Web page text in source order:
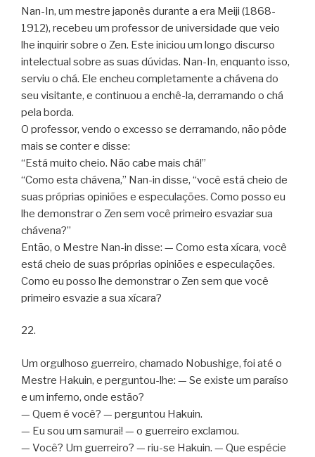
Nan-In, um mestre japonês durante a era Meiji (1868-
1912), recebeu um professor de universidade que veio
lhe inquirir sobre o Zen. Este iniciou um longo discurso
intelectual sobre as suas dúvidas. Nan-In, enquanto isso,
serviu o chá. Ele encheu completamente a chávena do
seu visitante, e continuou a enchê-la, derramando o chá
pela borda.
O professor, vendo o excesso se derramando, não pôde
mais se conter e disse:
“Está muito cheio. Não cabe mais chá!”
“Como esta chávena,” Nan-in disse, “você está cheio de
suas próprias opiniões e especulações. Como posso eu
lhe demonstrar o Zen sem você primeiro esvaziar sua
chávena?”
Então, o Mestre Nan-in disse: — Como esta xícara, você
está cheio de suas próprias opiniões e especulações.
Como eu posso lhe demonstrar o Zen sem que você
primeiro esvazie a sua xícara?
22.
Um orgulhoso guerreiro, chamado Nobushige, foi até o
Mestre Hakuin, e perguntou-lhe: — Se existe um paraíso
e um inferno, onde estão?
— Quem é você? — perguntou Hakuin.
— Eu sou um samurai! — o guerreiro exclamou.
— Você? Um guerreiro? — riu-se Hakuin. — Que espécie